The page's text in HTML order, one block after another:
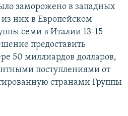
заморожено в западных
них в Европейском
семи в Италии 13-15
предоставить
50 миллиардов долларов,
поступлениями от
странами Группы